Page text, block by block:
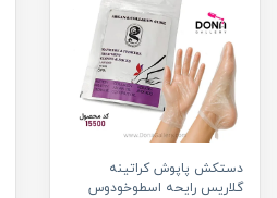
دستکش پاپوش کراتينه
گلاريس رايحه اسطوخودوس